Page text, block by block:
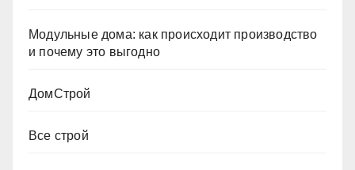
Модульные дома: как происходит производство
и почему это выгодно
ДомСтрой
Все строй